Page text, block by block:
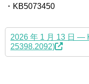
・KB5073450
2026 年 1 月 13 日 —
25398.2092)